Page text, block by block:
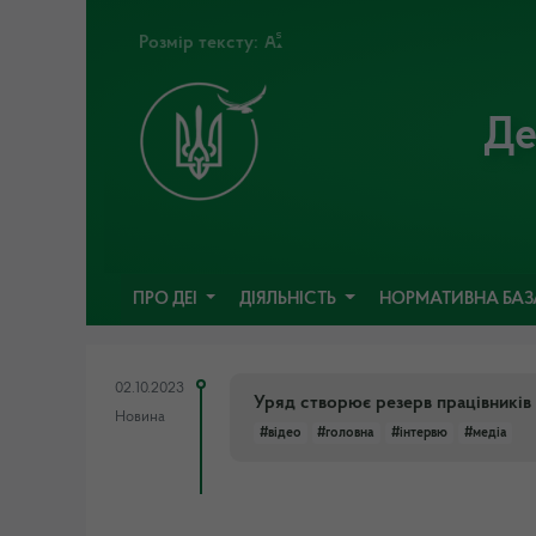
Розмір тексту:
ПРО ДЕІ ДІЯЛЬНІСТЬ НОРМАТИВНА
02.10.2023
Новина
Уряд створює резерв
#відео #головна #інтервю #медіа